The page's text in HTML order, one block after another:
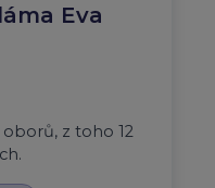
Eva
z toho 12